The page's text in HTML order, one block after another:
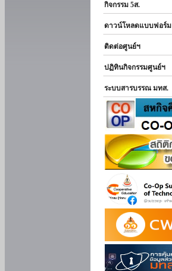
กิจกรรม 5ส.
ดาวน์โหลดแบบฟอร์ม
ติดต่อศูนย์ฯ
ปฏิทินกิจกรรมศูนย์ฯ
ระบบสารบรรณ มทส.